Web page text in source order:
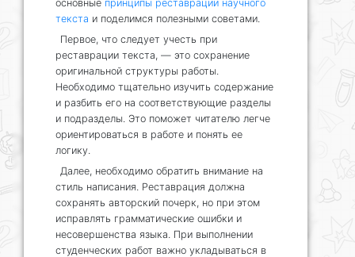
основные принципы реставрации научного
текста и поделимся полезными советами.
Первое, что следует учесть при
реставрации текста, — это сохранение
оригинальной структуры работы.
Необходимо тщательно изучить содержание
и разбить его на соответствующие разделы
и подразделы. Это поможет читателю легче
ориентироваться в работе и понять ее
логику.
Далее, необходимо обратить внимание на
стиль написания. Реставрация должна
сохранять авторский почерк, но при этом
исправлять грамматические ошибки и
несовершенства языка. При выполнении
студенческих работ важно укладываться в